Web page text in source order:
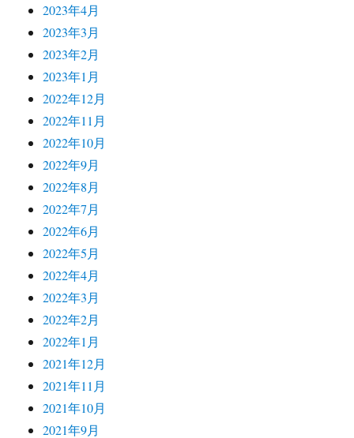
2023年4月
2023年3月
2023年2月
2023年1月
2022年12月
2022年11月
2022年10月
2022年9月
2022年8月
2022年7月
2022年6月
2022年5月
2022年4月
2022年3月
2022年2月
2022年1月
2021年12月
2021年11月
2021年10月
2021年9月